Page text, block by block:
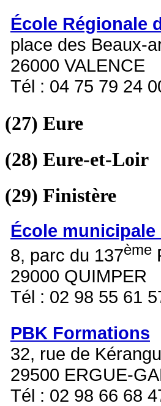
École Régionale
place des Beaux-
26000 VALENCE
Tél : 04 75 79 24
(27) Eure
(28) Eure-et-Loir
(29) Finistère
École municipale
8, parc du 137ème
29000 QUIMPER
Tél : 02 98 55 61
PBK Formations
32, rue de
29500 ERGUE-
Tél : 02 98 66 68